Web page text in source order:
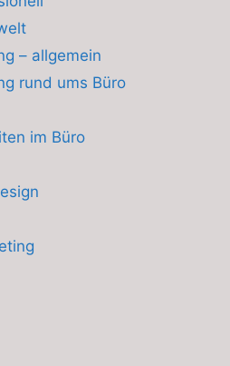
– allgemein
rund ums Büro
im Büro